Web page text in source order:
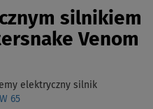
silnikiem
Venom
elektryczny silnik
65